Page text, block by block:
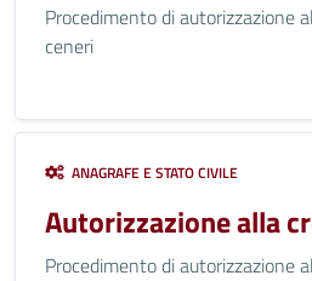
Procedimento di autorizzazione
ceneri
ANAGRAFE E STATO CIVILE
Autorizzazione alla
Procedimento di autorizzazione